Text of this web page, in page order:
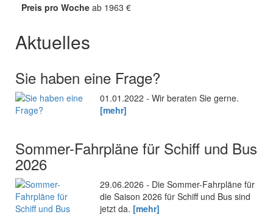
Preis pro Woche ab 1963 €
Aktuelles
Sie haben eine Frage?
01.01.2022 - Wir beraten Sie gerne.
[mehr]
Sommer-Fahrpläne für Schiff und Bus
2026
29.06.2026 - Die Sommer-Fahrpläne für
die Saison 2026 für Schiff und Bus sind
jetzt da. [mehr]